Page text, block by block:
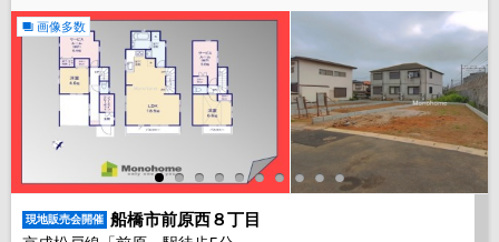
画像多数
現地販売会開催 船橋市前原西８丁目